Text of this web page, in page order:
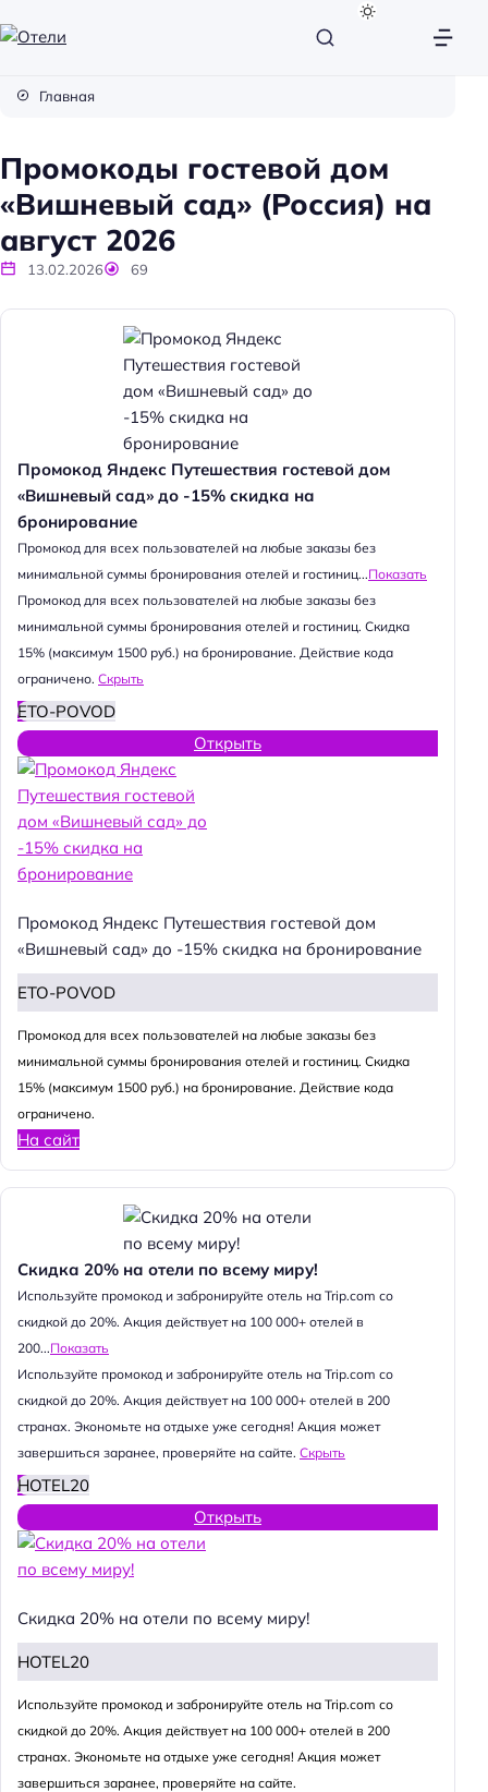
и
Главная
Промокоды гостевой дом
«Вишневый сад» (Россия) на
август 2026
13.02.2026 69
Промокод Яндекс Путешествия гостевой дом
«Вишневый сад» до -15% скидка на
бронирование
Промокод для всех пользователей на любые заказы без
минимальной суммы бронирования отелей и гостиниц...Показать
Промокод для всех пользователей на любые заказы без
минимальной суммы бронирования отелей и гостиниц. Скидка
15% (максимум 1500 руб.) на бронирование. Действие кода
ограничено. Скрыть
ETO-POVOD
Открыть
Промокод Яндекс Путешествия гостевой дом
«Вишневый сад» до -15% скидка на бронирование
ETO-POVOD
Промокод для всех пользователей на любые заказы без
минимальной суммы бронирования отелей и гостиниц. Скидка
15% (максимум 1500 руб.) на бронирование. Действие кода
ограничено.
На сайт
Скидка 20% на отели по всему миру!
Используйте промокод и забронируйте отель на Trip.com со
скидкой до 20%. Акция действует на 100 000+ отелей в
200...Показать
Используйте промокод и забронируйте отель на Trip.com со
скидкой до 20%. Акция действует на 100 000+ отелей в 200
странах. Экономьте на отдыхе уже сегодня! Акция может
завершиться заранее, проверяйте на сайте. Скрыть
HOTEL20
Открыть
Скидка 20% на отели по всему миру!
HOTEL20
Используйте промокод и забронируйте отель на Trip.com со
скидкой до 20%. Акция действует на 100 000+ отелей в 200
странах. Экономьте на отдыхе уже сегодня! Акция может
завершиться заранее, проверяйте на сайте.